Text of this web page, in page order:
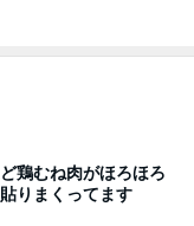
鶏むね肉がほろほろ
りまくってます